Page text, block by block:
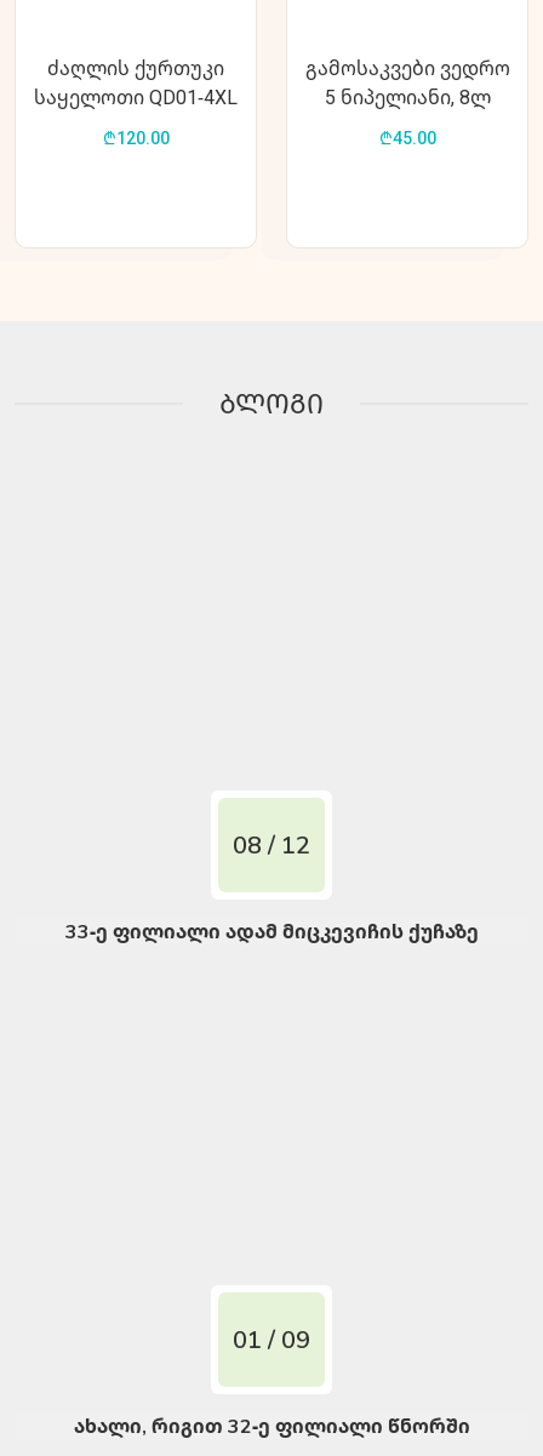
ძაღლის ქურთუკი
საყელოთი QD01-4XL
₾120.00
გამოსაკვები ვედრო
5 ნიპელიანი, 8ლ
(MAG082)
₾45.00
ბლოგი
08 / 12
33-ე ფილიალი ადამ მიცკევიჩის ქუჩაზე
01 / 09
ახალი, რიგით 32-ე ფილიალი წნორში